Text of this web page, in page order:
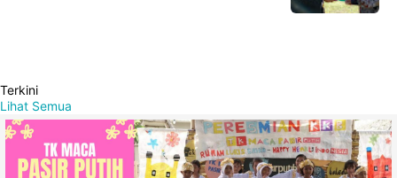
Terkini
Lihat Semua